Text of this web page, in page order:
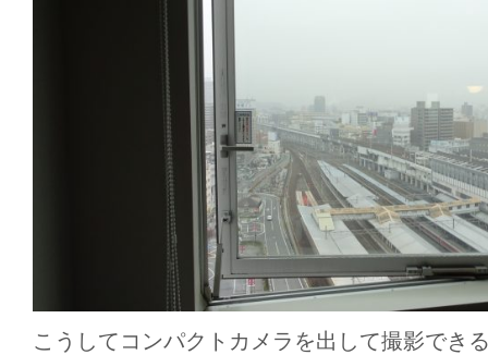
こうしてコンパクトカメラを出して撮影でき